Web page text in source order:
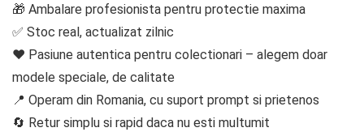
🎁 Ambalare profesionista pentru protectie maxima
✅ Stoc real, actualizat zilnic
❤️ Pasiune autentica pentru colectionari – alegem doar
modele speciale, de calitate
📍 Operam din Romania, cu suport prompt si prietenos
🔄 Retur simplu si rapid daca nu esti multumit